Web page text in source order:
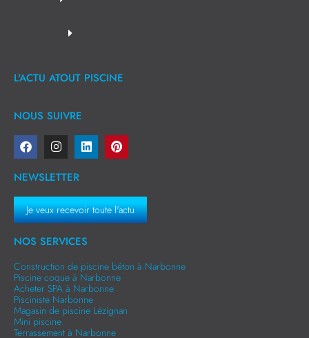
L'ACTU ATOUT PISCINE
NOUS SUIVRE
NEWSLETTER
Je veux recevoir toute l'actu
NOS SERVICES
Construction de piscine béton à Narbonne
Piscine coque à Narbonne
Acheter SPA à Narbonne
Pisciniste Narbonne
Magasin de piscine Lézignan
Mini piscine
Terrassement à Narbonne